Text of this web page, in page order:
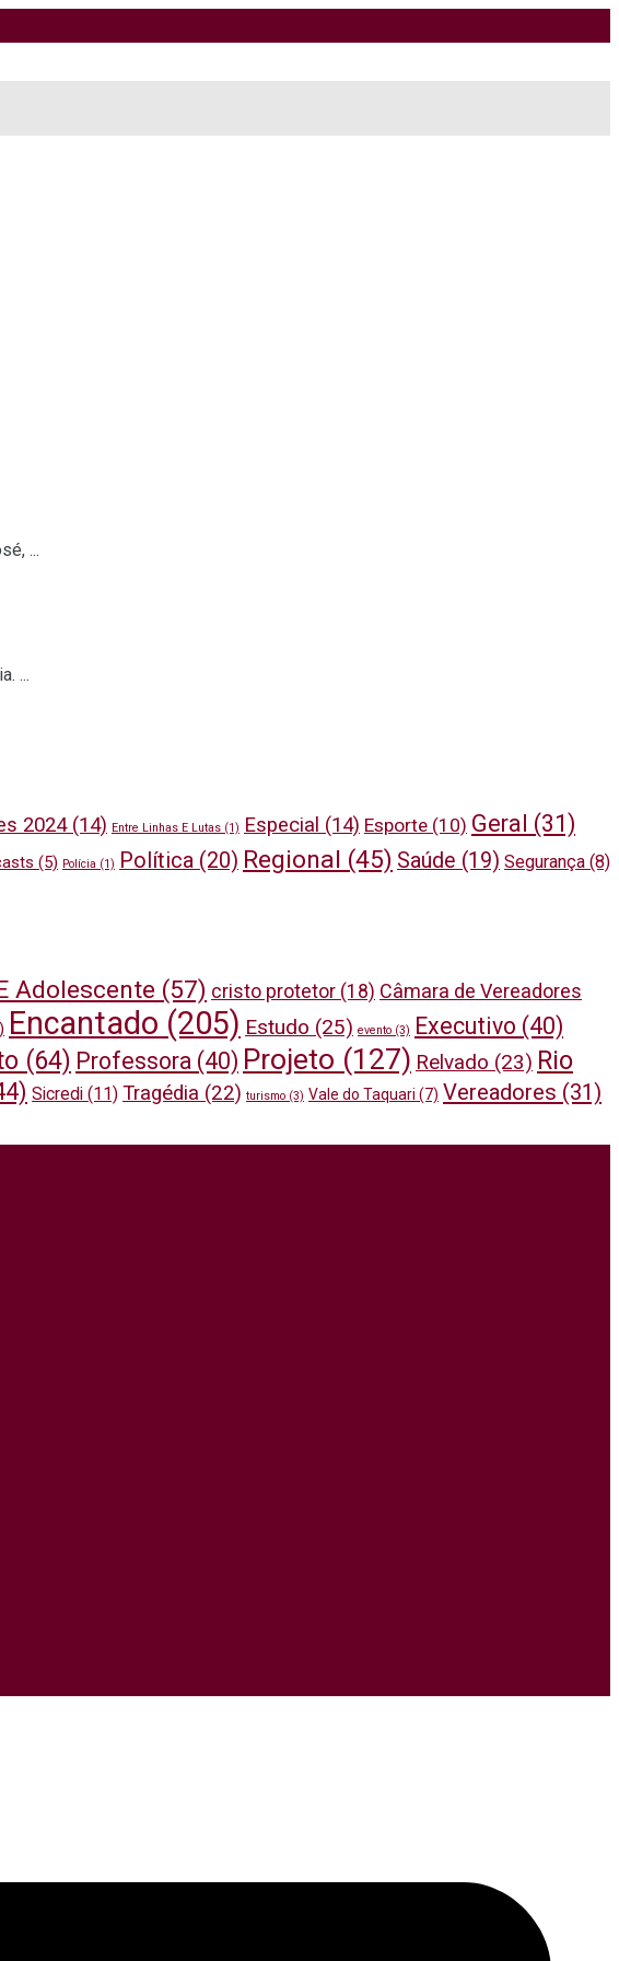
...
...
2024(14) Entre Linhas E Lutas (1) Especial (14) Esporte (10) Geral (31)
(5) Polícia (1) Política (20) Regional (45) Saúde (19) Segurança (8)
Adolescente (57) cristo protetor (18) Câmara de Vereadores
Encantado (205) Estudo (25) evento (3) Executivo (40)
(64) Professora (40) Projeto (127) Relvado (23) Rio
Sicredi (11) Tragédia (22) turismo (3) Vale do Taquari (7) Vereadores (31)